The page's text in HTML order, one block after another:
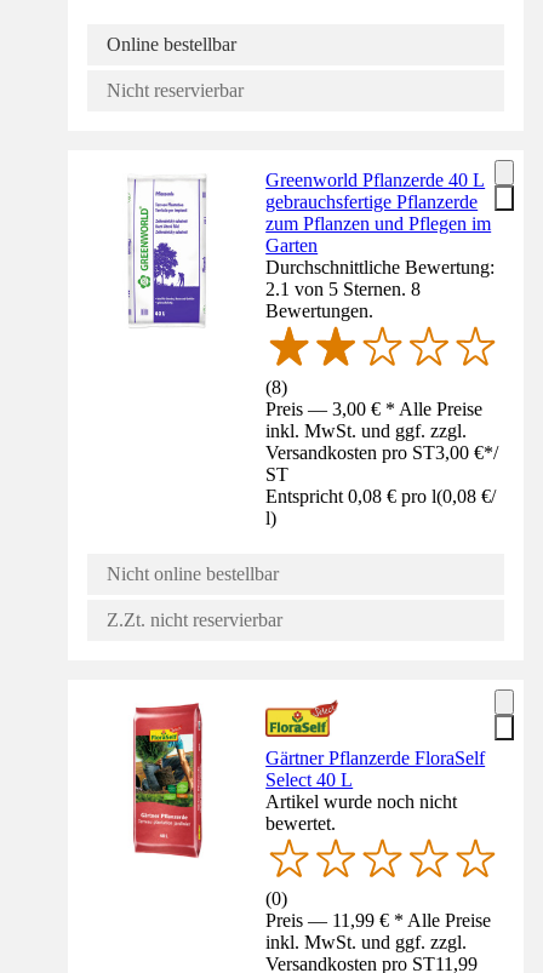
Online bestellbar
Nicht reservierbar
Greenworld Pflanzerde 40 L
gebrauchsfertige Pflanzerde
zum Pflanzen und Pflegen im
Garten
Durchschnittliche Bewertung:
2.1 von 5 Sternen. 8
Bewertungen.
(8)
Preis — 3,00 € * Alle Preise
inkl. MwSt. und ggf. zzgl.
Versandkosten pro ST3,00 €*/
ST
Entspricht 0,08 € pro l(0,08 €/
l)
Nicht online bestellbar
Z.Zt. nicht reservierbar
Gärtner Pflanzerde FloraSelf
Select 40 L
Artikel wurde noch nicht
bewertet.
(0)
Preis — 11,99 € * Alle Preise
inkl. MwSt. und ggf. zzgl.
Versandkosten pro ST11,99